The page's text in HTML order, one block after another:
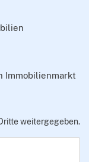
Immobilienmarkt
weitergegeben.